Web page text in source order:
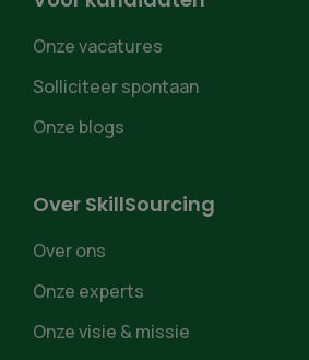
Onze vacatures
Solliciteer spontaan
Onze blogs
Over SkillSourcing
Over ons
Onze experts
Onze visie & missie